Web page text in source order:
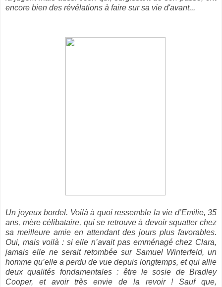
encore bien des révélations à faire sur sa vie d'avant...
Un joyeux bordel. Voilà à quoi ressemble la vie d’Emilie, 35
ans, mère célibataire, qui se retrouve à devoir squatter chez
sa meilleure amie en attendant des jours plus favorables.
Oui, mais voilà : si elle n’avait pas emménagé chez Clara,
jamais elle ne serait retombée sur Samuel Winterfeld, un
homme qu’elle a perdu de vue depuis longtemps, et qui allie
deux qualités fondamentales : être le sosie de Bradley
Cooper, et avoir très envie de la revoir ! Sauf que,